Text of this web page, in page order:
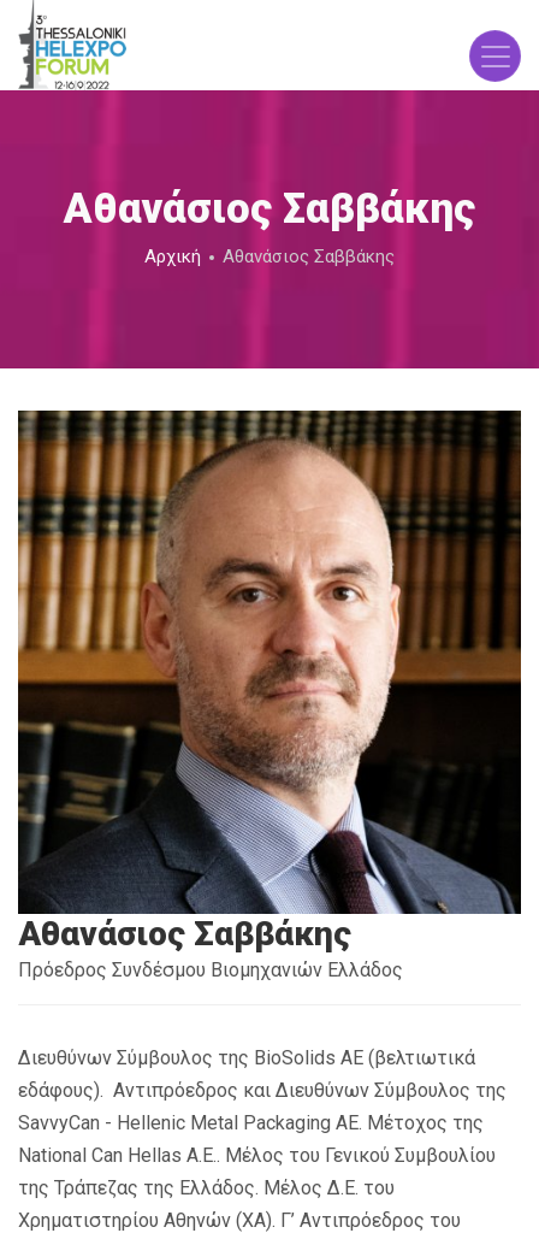
Παράκαμψη
προς
Αθανάσιος Σαββάκης
Breadcrumb
Αρχική Αθανάσιος Σαββάκης
Αθανάσιος Σαββάκης
Πρόεδρος Συνδέσμου Βιομηχανιών Ελλάδος
Διευθύνων Σύμβουλος της BioSolids ΑΕ (βελτιωτικά
εδάφους). Αντιπρόεδρος και Διευθύνων Σύμβουλος της
SavvyCan - Hellenic Metal Packaging AE. Μέτοχος της
National Can Hellas A.E.. Μέλος του Γενικού Συμβουλίου
της Τράπεζας της Ελλάδος. Μέλος Δ.Ε. του
Χρηματιστηρίου Αθηνών (ΧΑ). Γ’ Αντιπρόεδρος του